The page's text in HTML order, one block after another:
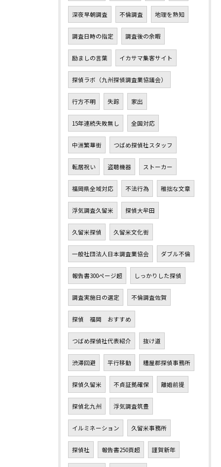
深夜早朝調査 不倫調査 地理を熟知
調査日時の指定 調査後の余暇
励ましの言葉 イカサマ集客サイト
探偵ラボ（九州探偵調査業協議会）
行方不明 失踪 家出
15年連続失敗無し 全国対応
中洲繁華街 つばめ探偵社スタッフ
転居祝い 盗聴機器 ストーカー
福岡県全域対応 不法行為 稚拙な文章
浮気調査久留米 探偵大牟田
久留米探偵 久留米文化街
一般社団法人日本調査業協会 ダブル不倫
報告書300ページ超 しっかりした探偵
調査実施日の選定 不倫調査佐賀
探偵 福岡 おすすめ
つばめ探偵社代表紹介 抜け道
渋滞回避 平行移動 糟屋郡探偵事務所
探偵久留米 不貞証拠確保 離婚前提
探偵北九州 浮気調査筑豊
イルミネーション 久留米事務所
探偵社 報告書250頁超 謹賀新年